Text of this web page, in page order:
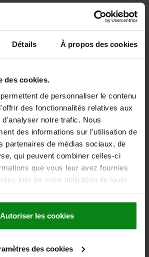
Détails À propos des cookies
des cookies.
de personnaliser le contenu
des fonctionnalités relatives aux
notre trafic. Nous
des informations sur l'utilisation de
partenaires de médias sociaux, de
qui peuvent combiner celles-ci
que vous leur avez fournies
lors de votre utilisation de leurs
Autoriser les cookies
des cookies
NEW